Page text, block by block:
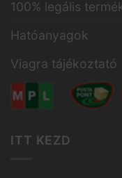
100% legális
Hatóanyagok
Viagra tájékoztató
ITT KEZD